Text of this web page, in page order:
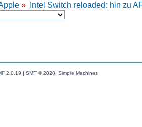
» Intel Switch reloaded: hin zu
2.0.19 | SMF © 2020 Simple Machines